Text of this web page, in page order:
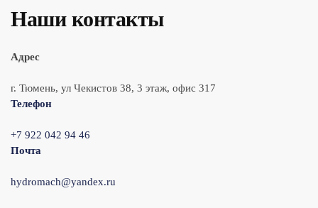
Наши контакты
Адрес
г. Тюмень, ул Чекистов 38, 3 этаж, офис 317
Телефон
+7 922 042 94 46
Почта
hydromach@yandex.ru